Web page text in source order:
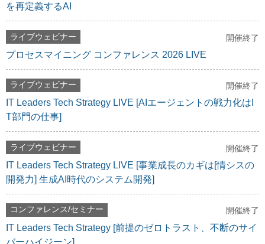
を再定義するAI
ライブウェビナー 開催終了
プロセスマイニング コンファレンス 2026 LIVE
ライブウェビナー 開催終了
IT Leaders Tech Strategy LIVE [AIエージェントの戦力化はI
T部門の仕事]
ライブウェビナー 開催終了
IT Leaders Tech Strategy LIVE [事業成長のカギは[情シスの
開発力] 生成AI時代のシステム開発]
コンファレンス/セミナー 開催終了
IT Leaders Tech Strategy [前提のゼロトラスト、不断のサイ
バーハイジーン]